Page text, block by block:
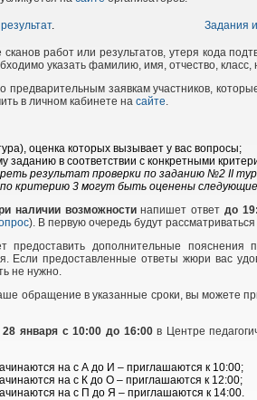
. Задания
сканов работ или результатов, утеря кода
указать фамилию, имя, отчество,
предварительным заявкам участников,
в личном кабинете на сайте.
оценка которых вызывает у вас вопросы;
заданию в соответствии с конкретными
результат проверки по заданию №2 II
критерию 3 могут быть оценены следующие
наличии возможностинапишет ответ до
). В первую очередь будут
дополнительные
Если предоставленные ответы жюри вас
не нужно.
обращение в указанные сроки, вы можете
28 января с 10:00 до 16:00в Центре
на с А до И – приглашаются к 10:00;
на с К до О – приглашаются к 12:00;
на с П до Я – приглашаются к 14:00.